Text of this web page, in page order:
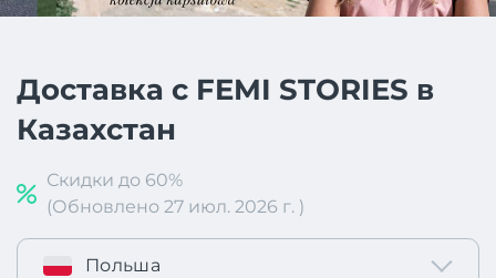
Доставка с FEMI STORIES в
Казахстан
Скидки до 60%
(Обновлено 27 июл. 2026 г. )
Польша